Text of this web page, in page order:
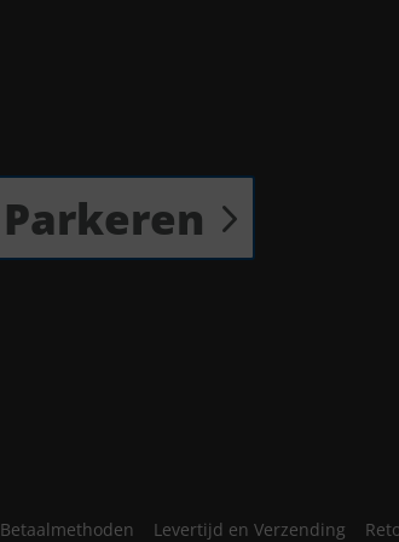
Parkeren
Betaalmethoden Levertijd en Verzending